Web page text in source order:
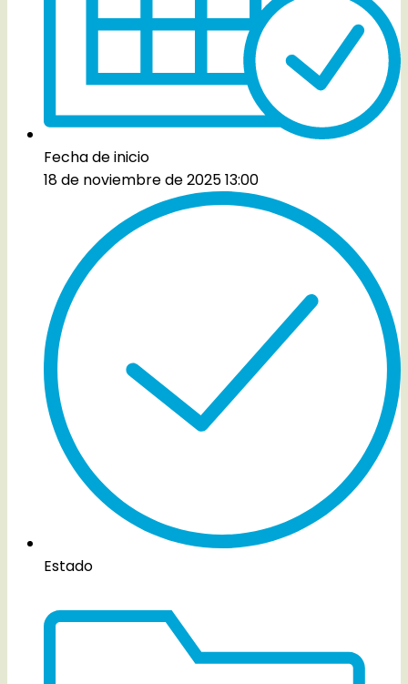
Fecha de inicio
18 de noviembre de 2025 13:00
Estado